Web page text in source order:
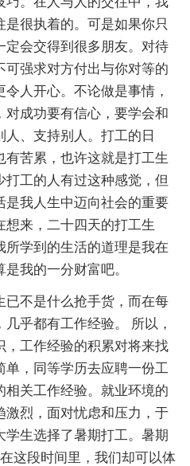
很执着的。可是如果你只
定会交得到很多朋友。对待
可强求对方付出与你对等的
人开心。不论做是事情，
成功要有信心，要学会和
、支持别人。打工的日
苦累，也许这就是打工生
工的人有过这种感觉，但
是我人生中迈向社会的重要
来，二十四天的打工生
学到的生活的道理是我在
我的一分财富吧。
不是什么抢手货，而在每
乎都有工作经验。 所以，
，工作经验的积累对将来找
，同等学历去应聘一份工
关工作经验。就业环境的
激烈，面对忧虑和压力，于
学生选择了暑期打工。暑期
这段时间里，我们却可以体